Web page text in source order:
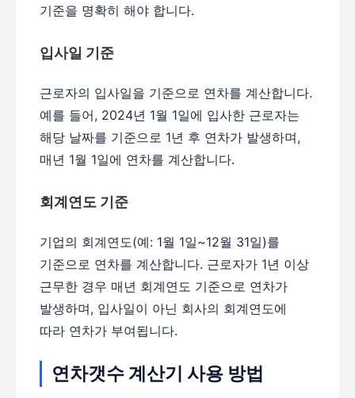
기준을 명확히 해야 합니다.
입사일 기준
근로자의 입사일을 기준으로 연차를 계산합니다.
예를 들어, 2024년 1월 1일에 입사한 근로자는
해당 날짜를 기준으로 1년 후 연차가 발생하며,
매년 1월 1일에 연차를 계산합니다.
회계연도 기준
기업의 회계연도(예: 1월 1일~12월 31일)를
기준으로 연차를 계산합니다. 근로자가 1년 이상
근무한 경우 매년 회계연도 기준으로 연차가
발생하며, 입사일이 아닌 회사의 회계연도에
따라 연차가 부여됩니다.
연차갯수 계산기 사용 방법